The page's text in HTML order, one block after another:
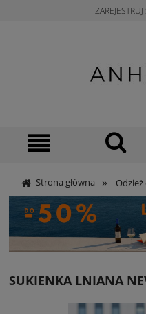
ZAREJESTRUJ
Strona główna »
SUKIENKA LNIANA